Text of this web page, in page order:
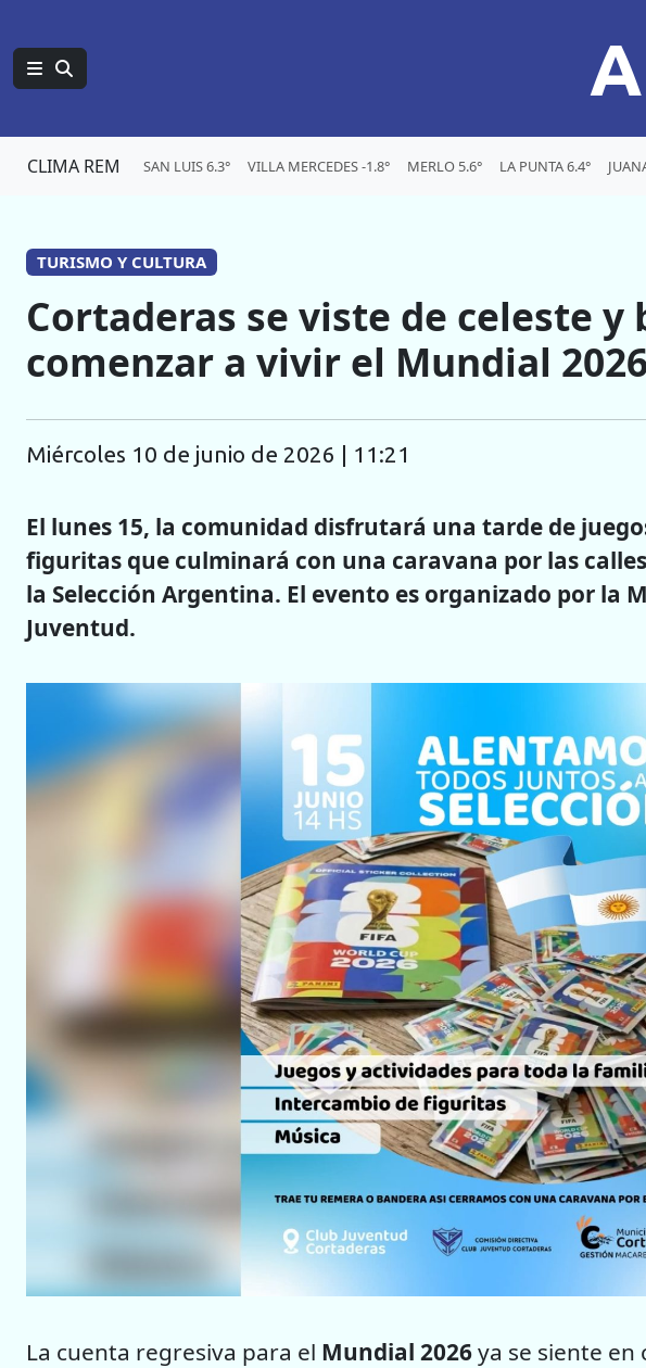
CLIMA REM SAN LUIS 6.3° VILLA MERCEDES -1.8° MERLO 5.6° LA PUNTA 6.4°
TURISMO Y CULTURA
Cortaderas se viste de celeste y
comenzar a vivir el Mundial 2026
miércoles 10 de junio de 2026 | 11:21
El lunes 15, la comunidad disfrutará una tarde de
figuritas que culminará con una caravana por las
la Selección Argentina. El evento es organizado por la
Juventud.
La cuenta regresiva para el Mundial 2026ya se siente en